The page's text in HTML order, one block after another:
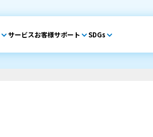
サービスお客様サポート SDGs